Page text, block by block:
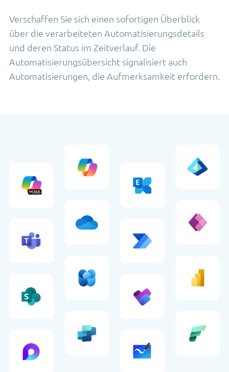
Verschaffen Sie sich einen sofortigen Überblick
über die verarbeiteten Automatisierungsdetails
und deren Status im Zeitverlauf. Die
Automatisierungsübersicht signalisiert auch
Automatisierungen, die Aufmerksamkeit erfordern.